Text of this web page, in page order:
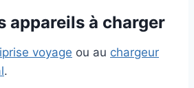
appareils à charger
voyage ou au chargeur
.